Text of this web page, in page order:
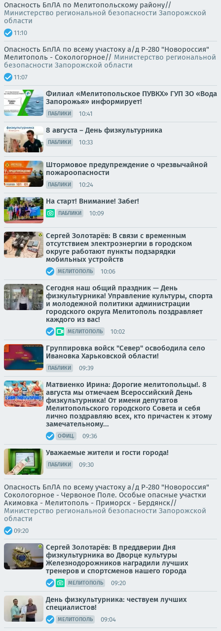
Опасность БпЛА по Мелитопольскому району//
Министерство региональной безопасности Запорожской
области
11:10
Опасность БпЛА по всему участоку а/д Р-280 "Новороссия"
Мелитополь - Сокологорное// Министерство региональной
безопасности Запорожской области
11:07
Филиал «Мелитопольское ПУВКХ» ГУП ЗО «Вода
Запорожья» информирует!
ПАБЛИКИ 10:41
8 августа – День физкультурника
ПАБЛИКИ 10:33
Штормовое предупреждение о чрезвычайной
пожароопасности
ПАБЛИКИ 10:24
На старт! Внимание! Забег!
ПАБЛИКИ 10:09
Сергей Золотарёв: В связи с временным
отсутствием электроэнергии в городском
округе работают пункты подзарядки
мобильных устройств
МЕЛИТОПОЛЬ 10:06
Сегодня наш общий праздник — День
физкультурника! Управление культуры, спорта
и молодежной политики администрации
городского округа Мелитополь поздравляет
каждого из вас!
МЕЛИТОПОЛЬ 10:02
Группировка войск "Север" освободила село
Ивановка Харьковской области!
ПАБЛИКИ 09:39
Матвиенко Ирина: Дорогие мелитопольцы!. 8
августа мы отмечаем Всероссийский День
физкультурника! От имени депутатов
Мелитопольского городского Совета и себя
лично поздравляю всех, кто причастен к этому
замечательному...
ОФИЦ. 09:36
Уважаемые жители и гости города!
ПАБЛИКИ 09:30
Опасность БпЛА по всему участоку а/д Р-280 "Новороссия"
Сокологорное - Червоное Поле. Особые опасные участки
Акимовка - Мелитополь - Приморск - Бердянск//
Министерство региональной безопасности Запорожской
области
09:20
Сергей Золотарёв: В преддверии Дня
физкультурника во Дворце культуры
Железнодорожников наградили лучших
тренеров и спортсменов нашего города
МЕЛИТОПОЛЬ 09:20
День физкультурника: чествуем лучших
специалистов!
МЕЛИТОПОЛЬ 09:04